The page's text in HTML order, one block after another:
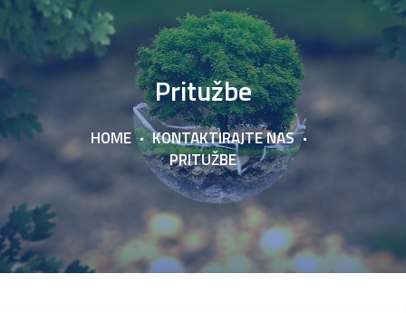
Pritužbe
HOME
KONTAKTIRAJTE NAS
PRITUŽBE